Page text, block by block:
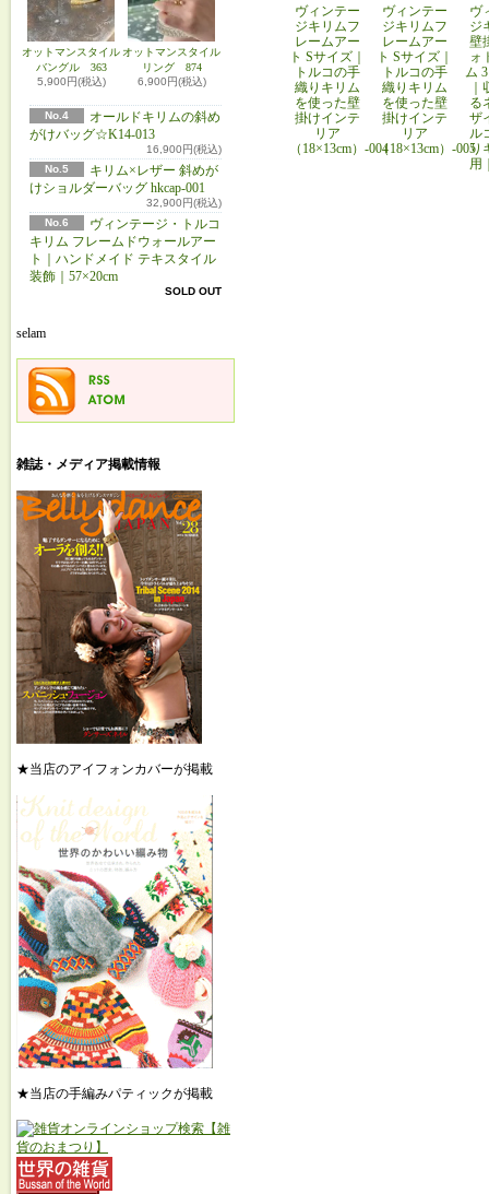
オットマンスタイル
バングル 363
5,900円(税込)
オットマンスタイル
リング 874
6,900円(税込)
No.4
オールドキリムの斜め
がけバッグ☆K14-013
16,900円(税込)
No.5
キリム×レザー 斜めが
けショルダーバッグ hkcap-001
32,900円(税込)
No.6
ヴィンテージ・トルコ
キリム フレームドウォールアー
ト｜ハンドメイド テキスタイル
装飾｜57×20cm
SOLD OUT
selam
雑誌・メディア掲載情報
★当店のアイフォンカバーが掲載
★当店の手編みパティックが掲載
ヴィンテー
ジキリムフ
レームアー
ト Sサイズ｜
トルコの手
織りキリム
を使った壁
掛けインテ
リア
（18×13cm）-004
ヴィンテー
ジキリムフ
レームアー
ト Sサイズ｜
トルコの手
織りキリム
を使った壁
掛けインテ
リア
（18×13cm）-005
ヴ
ジ
壁
ォ
ム
る
ザ
ル
り
用